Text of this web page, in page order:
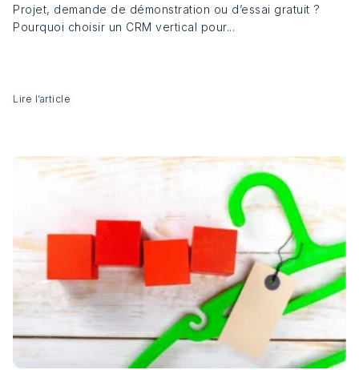
Projet, demande de démonstration ou d’essai gratuit ?
Pourquoi choisir un CRM vertical pour...
Lire l’article